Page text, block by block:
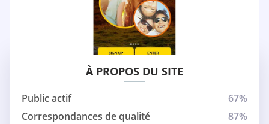
À PROPOS DU SITE
Public actif
67%
Correspondances de qualité
87%